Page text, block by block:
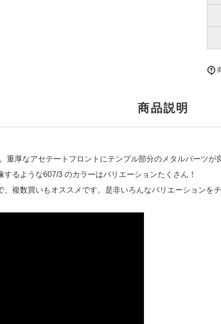
商品説明
重厚なアセテートフロントにテンプル部分のメタルパーツが
るような607/3 のカラーはバリエーションたくさん！
複数買いもオススメです。是非いろんなバリエーションを